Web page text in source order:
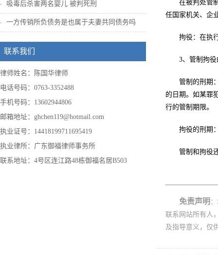
吸毒后杀害两名婴儿 被判死刑
一方传销所负债务是也属于夫妻共同债务吗
联系我们
律师姓名：陈国华律师
电话号码：0763-3352488
手机号码：13602944806
邮箱地址：ghchen119@hotmail.com
执业证号：14418199711695419
执业律所：广东御福律师事务所
联系地址：4号区连江路48栋御福名居B503
在被判处管
任国家机关、企
拘役：在执
3、管制拘
管制的刑期
的日期。如某罪
行的管制期限。
拘役的刑期
管制和拘役
免责声明
联系网站所有人
及指导意义，仅